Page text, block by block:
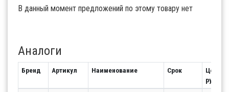
В данный момент предложений по этому товару нет
Аналоги
Бренд Артикул Наименование Срок
Цены,
руб.